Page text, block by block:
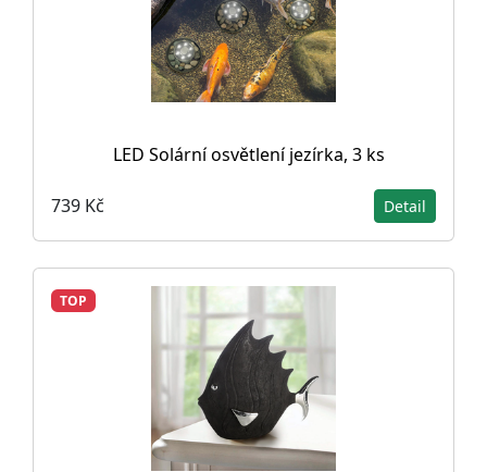
LED Solární osvětlení jezírka, 3 ks
739 Kč Detail
TOP